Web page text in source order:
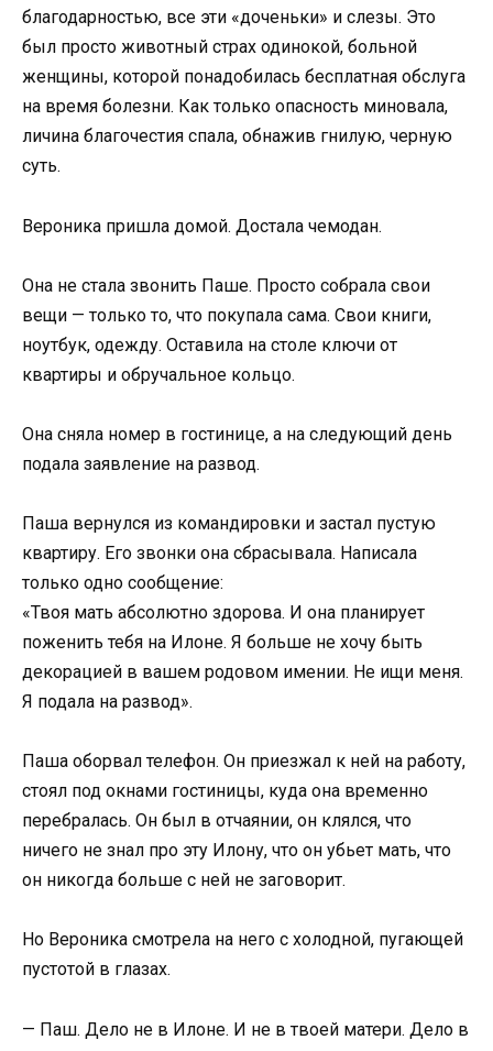
благодарностью, все эти «доченьки» и слезы. Это
был просто животный страх одинокой, больной
женщины, которой понадобилась бесплатная обслуга
на время болезни. Как только опасность миновала,
личина благочестия спала, обнажив гнилую, черную
суть.
Вероника пришла домой. Достала чемодан.
Она не стала звонить Паше. Просто собрала свои
вещи — только то, что покупала сама. Свои книги,
ноутбук, одежду. Оставила на столе ключи от
квартиры и обручальное кольцо.
Она сняла номер в гостинице, а на следующий день
подала заявление на развод.
Паша вернулся из командировки и застал пустую
квартиру. Его звонки она сбрасывала. Написала
только одно сообщение:
«Твоя мать абсолютно здорова. И она планирует
поженить тебя на Илоне. Я больше не хочу быть
декорацией в вашем родовом имении. Не ищи меня.
Я подала на развод».
Паша оборвал телефон. Он приезжал к ней на работу,
стоял под окнами гостиницы, куда она временно
перебралась. Он был в отчаянии, он клялся, что
ничего не знал про эту Илону, что он убьет мать, что
он никогда больше с ней не заговорит.
Но Вероника смотрела на него с холодной, пугающей
пустотой в глазах.
— Паш. Дело не в Илоне. И не в твоей матери. Дело в